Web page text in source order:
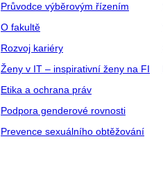
Průvodce výběrovým řízením
O fakultě
Rozvoj kariéry
Ženy v IT – inspirativní ženy na FI
Etika a ochrana práv
Podpora genderové rovnosti
Prevence sexuálního obtěžování